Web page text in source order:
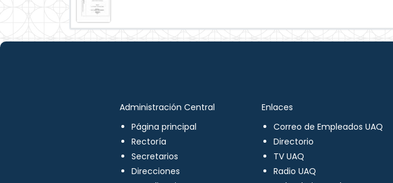
Administración Central
Página principal
Rectoría
Secretarios
Direcciones
Enlaces
Correo de Empleados UAQ
Directorio
TV UAQ
Radio UAQ